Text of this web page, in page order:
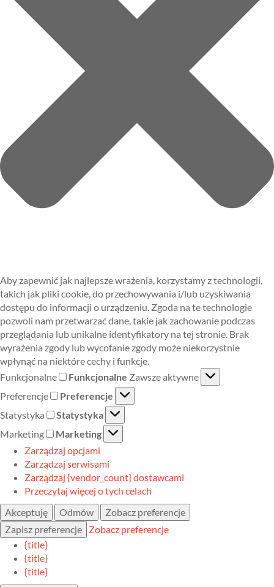
Aby zapewnić jak najlepsze wrażenia, korzystamy z technologii,
takich jak pliki cookie, do przechowywania i/lub uzyskiwania
dostępu do informacji o urządzeniu. Zgoda na te technologie
pozwoli nam przetwarzać dane, takie jak zachowanie podczas
przeglądania lub unikalne identyfikatory na tej stronie. Brak
wyrażenia zgody lub wycofanie zgody może niekorzystnie
wpłynąć na niektóre cechy i funkcje.
Funkcjonalne
Funkcjonalne Zawsze aktywne
Preferencje
Preferencje
Statystyka
Statystyka
Marketing
Marketing
Zarządzaj opcjami
Zarządzaj serwisami
Zarządzaj {vendor_count} dostawcami
Przeczytaj więcej o tych celach
Akceptuję
Odmów
Zobacz preferencje
Zapisz preferencje
Zobacz preferencje
{title}
{title}
{title}